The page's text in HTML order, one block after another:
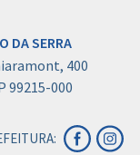
DA SERRA
400
99215-000